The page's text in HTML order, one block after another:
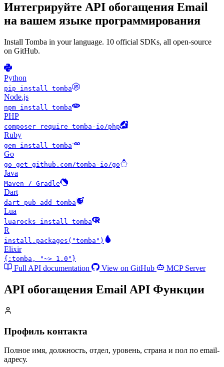
Интегрируйте API обогащения Email
на вашем языке программирования
Install Tomba in your language. 10 official SDKs, all open-source
on GitHub.
Python
pip install tomba
Node.js
npm install tomba
PHP
composer require tomba-io/php
Ruby
gem install tomba
Go
go get github.com/tomba-io/go
Java
Maven / Gradle
Dart
dart pub add tomba
Lua
luarocks install tomba
R
install.packages("tomba")
Elixir
{:tomba, "~> 1.0"}
Full API documentation View on GitHub MCP Server
API обогащения Email API Функции
Профиль контакта
Полное имя, должность, отдел, уровень, страна и пол по email-
адресу.